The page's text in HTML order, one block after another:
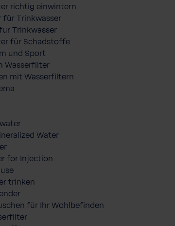
richtig einwintern
für Trinkwasser
Trinkwasser
für Schadstoffe
und Sport
Wasserfilter
mit Wasserfiltern
Water
for Injection
trinken
für Ihr Wohlbefinden